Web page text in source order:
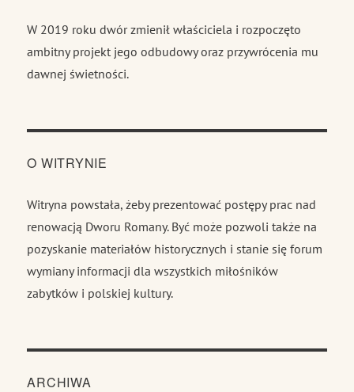
W 2019 roku dwór zmienił właściciela i rozpoczęto
ambitny projekt jego odbudowy oraz przywrócenia mu
dawnej świetności.
O WITRYNIE
Witryna powstała, żeby prezentować postępy prac nad
renowacją Dworu Romany. Być może pozwoli także na
pozyskanie materiałów historycznych i stanie się forum
wymiany informacji dla wszystkich miłośników
zabytków i polskiej kultury.
ARCHIWA